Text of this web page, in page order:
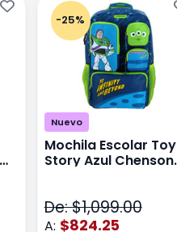
-25%
Nuevo
Mochila Escolar Toy
Story Azul Chenson
De: $1,099.00
A: $824.25